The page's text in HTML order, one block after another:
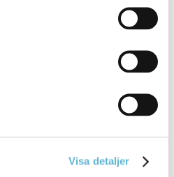
Visa detaljer
och dryck hälls ut i
3000 - 6 000 kr per år